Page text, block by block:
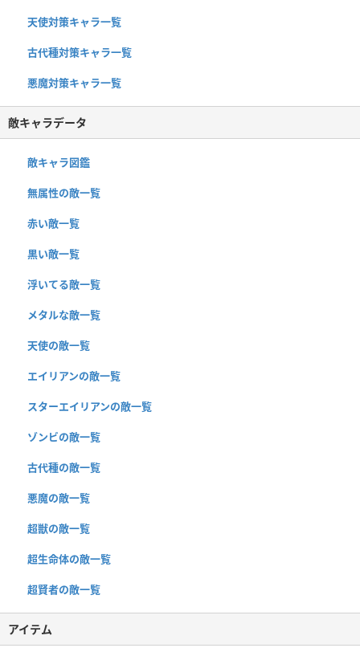
天使対策キャラ一覧
古代種対策キャラ一覧
悪魔対策キャラ一覧
敵キャラデータ
敵キャラ図鑑
無属性の敵一覧
赤い敵一覧
黒い敵一覧
浮いてる敵一覧
メタルな敵一覧
天使の敵一覧
エイリアンの敵一覧
スターエイリアンの敵一覧
ゾンビの敵一覧
古代種の敵一覧
悪魔の敵一覧
超獣の敵一覧
超生命体の敵一覧
超賢者の敵一覧
アイテム